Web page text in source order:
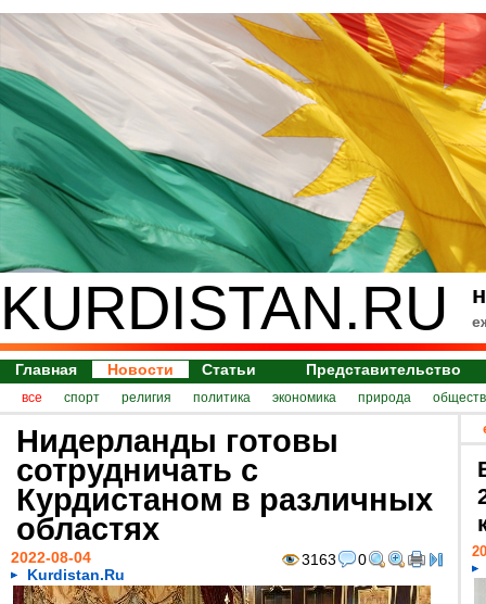
KURDISTAN.RU
Главная Новости Статьи Представительство
все спорт религия политика экономика природа
Нидерланды готовы
сотрудничать с
Курдистаном в различных
областях
3163 0
2022-08-04
Kurdistan.Ru